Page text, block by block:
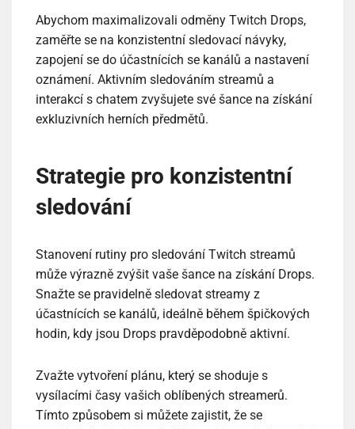
Abychom maximalizovali odměny Twitch Drops,
zaměřte se na konzistentní sledovací návyky,
zapojení se do účastnících se kanálů a nastavení
oznámení. Aktivním sledováním streamů a
interakcí s chatem zvyšujete své šance na získání
exkluzivních herních předmětů.
Strategie pro konzistentní
sledování
Stanovení rutiny pro sledování Twitch streamů
může výrazně zvýšit vaše šance na získání Drops.
Snažte se pravidelně sledovat streamy z
účastnících se kanálů, ideálně během špičkových
hodin, kdy jsou Drops pravděpodobně aktivní.
Zvažte vytvoření plánu, který se shoduje s
vysílacími časy vašich oblíbených streamerů.
Tímto způsobem si můžete zajistit, že se